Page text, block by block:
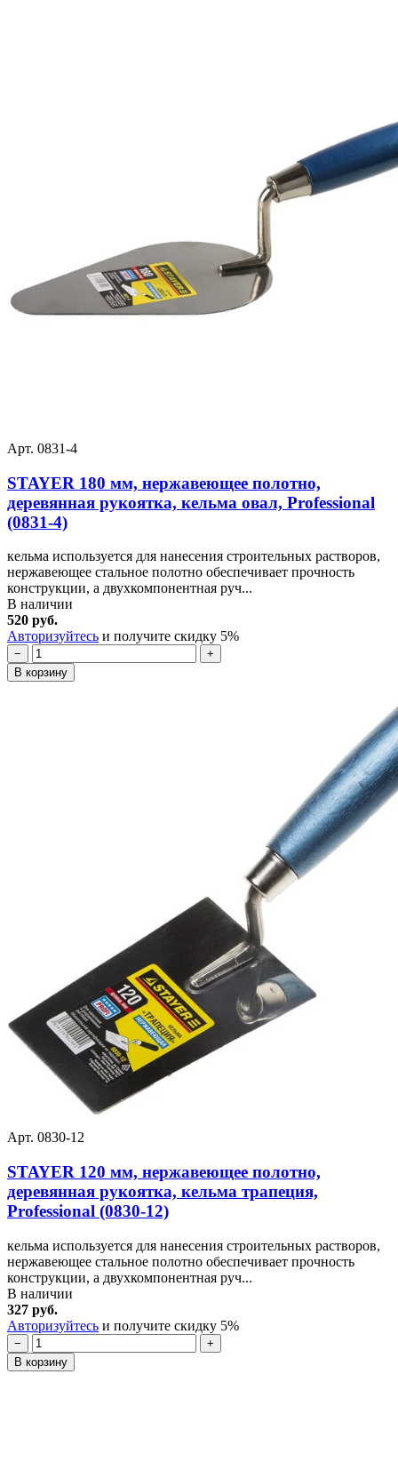
Арт. 0831-4
STAYER 180 мм, нержавеющее полотно,
деревянная рукоятка, кельма овал, Professional
(0831-4)
кельма используется для нанесения строительных растворов,
нержавеющее стальное полотно обеспечивает прочность
конструкции, а двухкомпонентная руч...
В наличии
520 руб.
Авторизуйтесь и получите скидку 5%
−
+
В корзину
Арт. 0830-12
STAYER 120 мм, нержавеющее полотно,
деревянная рукоятка, кельма трапеция,
Professional (0830-12)
кельма используется для нанесения строительных растворов,
нержавеющее стальное полотно обеспечивает прочность
конструкции, а двухкомпонентная руч...
В наличии
327 руб.
Авторизуйтесь и получите скидку 5%
−
+
В корзину